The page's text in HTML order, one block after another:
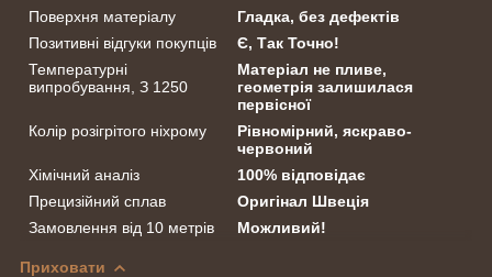
Поверхня матеріалу
Гладка, без дефектів
Позитивні відгуки покупців
Є, Так Точно!
Температурні
випробування, З 1250
Матеріал не пливе,
геометрія залишилася
первісної
Колір розігрітого ніхрому
Рівномірний, яскраво-
червоний
Хімічний аналіз
100% відповідає
Прецизійний сплав
Оригінал Швеція
Замовлення від 10 метрів
Можливий!
Приховати